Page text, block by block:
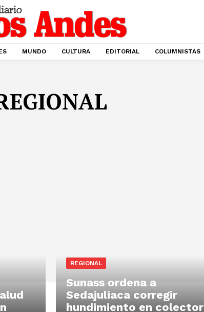
MUNDO CULTURA EDITORIAL COLUMNISTAS
REGIONAL
Sunass ordena a
Sedajuliaca corregir
hundimiento en colector